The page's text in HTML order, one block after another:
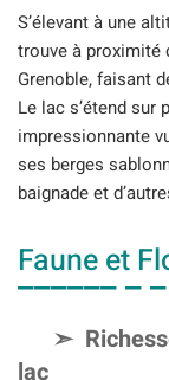
S’élevant à une
trouve à proximité
Grenoble, faisant
Le lac s’étend
impressionnante
ses berges
baignade et
Faune et
lac